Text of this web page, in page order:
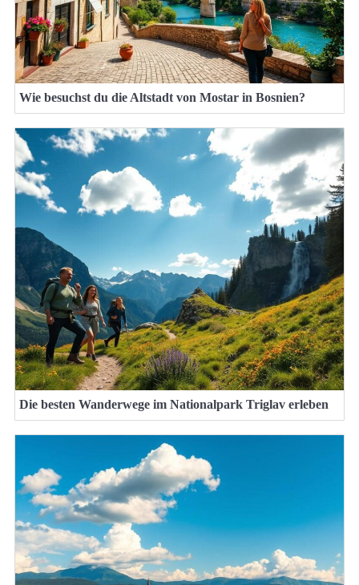
Wie besuchst du die Altstadt von Mostar in Bosnien?
Die besten Wanderwege im Nationalpark Triglav erleben